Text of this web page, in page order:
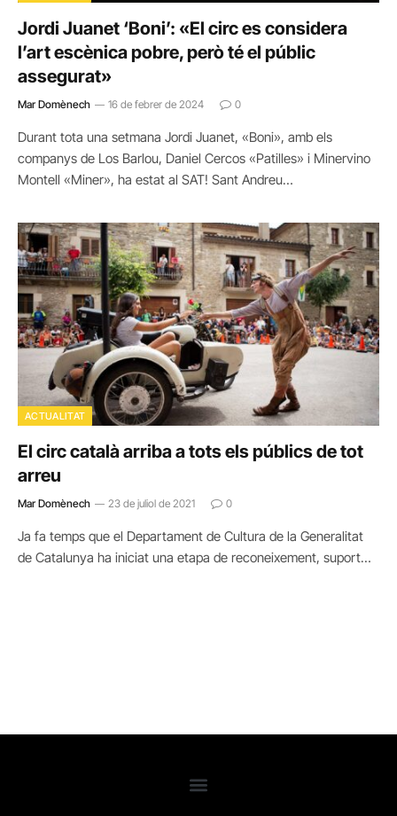
Jordi Juanet ‘Boni’: «El circ es considera
l’art escènica pobre, però té el públic
assegurat»
Mar Domènech 16 de febrer de 2024 0
Durant tota una setmana Jordi Juanet, «Boni», amb els
companys de Los Barlou, Daniel Cercos «Patilles» i Minervino
Montell «Miner», ha estat al SAT! Sant Andreu…
ACTUALITAT
El circ català arriba a tots els públics de tot
arreu
Mar Domènech 23 de juliol de 2021 0
Ja fa temps que el Departament de Cultura de la Generalitat
de Catalunya ha iniciat una etapa de reconeixement, suport…